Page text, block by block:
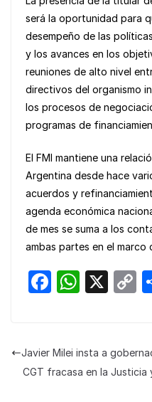
será la oportunidad para
desempeño de las
y los avances en los
reuniones de alto nivel
directivos del organismo
los procesos de
programas de
El FMI mantiene una
Argentina desde hace
acuerdos y
agenda económica
de mes se suma a los
ambas partes en el marco
F
e
b
W
s
A
X
C
y
Javier Milei insta a
CGT fracasa en la